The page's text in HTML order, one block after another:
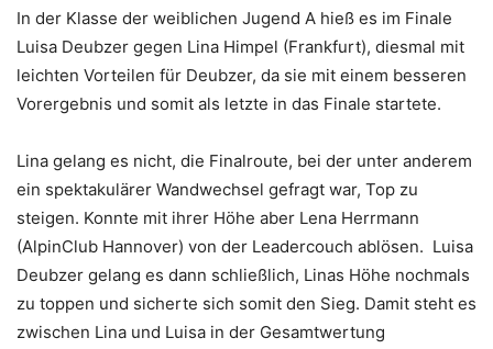
In der Klasse der weiblichen Jugend A hieß es im Finale
Luisa Deubzer gegen Lina Himpel (Frankfurt), diesmal mit
leichten Vorteilen für Deubzer, da sie mit einem besseren
Vorergebnis und somit als letzte in das Finale startete.
Lina gelang es nicht, die Finalroute, bei der unter anderem
ein spektakulärer Wandwechsel gefragt war, Top zu
steigen. Konnte mit ihrer Höhe aber Lena Herrmann
(AlpinClub Hannover) von der Leadercouch ablösen. Luisa
Deubzer gelang es dann schließlich, Linas Höhe nochmals
zu toppen und sicherte sich somit den Sieg. Damit steht es
zwischen Lina und Luisa in der Gesamtwertung